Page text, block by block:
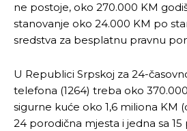
ne postoje, oko 270.000 KM
stanovanje oko 24.000 KM po
sredstva za besplatnu pravnu
U Republici Srpskoj za 24-
telefona (1264) treba oko
sigurne kuće oko 1,6 miliona KM
24 porodična mjesta i jedna sa